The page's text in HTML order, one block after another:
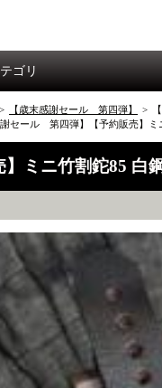
ゴリ
> 【歳末感謝セール 第四弾】 >
謝セール 第四弾】【予約販売】
ミニ竹割鉈85 白